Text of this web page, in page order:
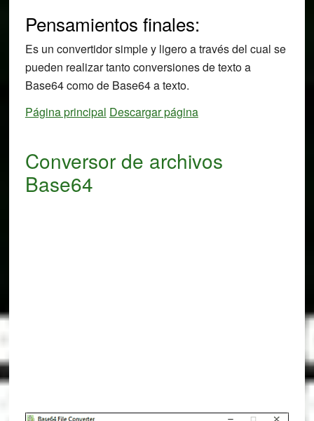
Pensamientos finales:
Es un convertidor simple y ligero a través del cual se
pueden realizar tanto conversiones de texto a
Base64 como de Base64 a texto.
Página principal Descargar página
Conversor de archivos
Base64